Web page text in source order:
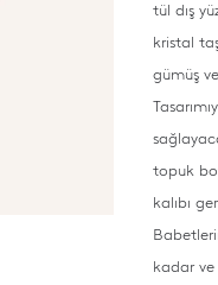
tül dış
kristal
gümüş
topuk
kalıbı
kadar ve